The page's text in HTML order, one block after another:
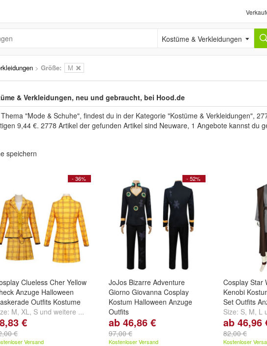
Kostüme & Verkleidungen
> Größe: M
& Verkleidungen, neu und gebraucht, bei Hood.de
"Mode & Schuhe", findest du in der Kategorie "Kostüme & Verkleidungen",
9,44 €. 2778 Artikel der gefunden Artikel sind Neuware, 1 Angebote kannst du
speichern
- 36%
Clueless Cher Yellow
Anzuge Halloween
Outfits Kostume
M, XL, S und weitere ...
€
€
Versand
- 52%
JoJos Bizarre Adventure
Giorno Giovanna Cosplay
Kostum Halloween Anzuge
Outfits
Size:S, M,L und
ab 46,86 €
97,00 €
Kostenloser Versand
Cosplay Star
Kenobi
Set Outfits
Size: S, M, L
ab 46,96
82,00 €
Kostenloser